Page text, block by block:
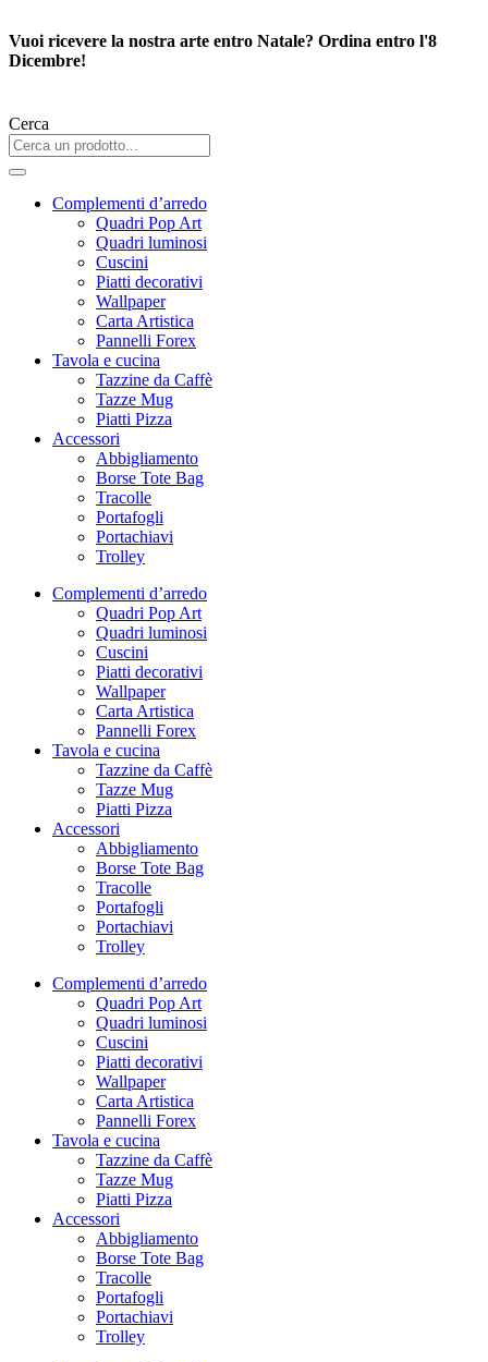
al
contenuto
Vuoi ricevere la nostra arte entro Natale? Ordina entro l'8
Dicembre!
Cerca
Complementi d’arredo
Quadri Pop Art
Quadri luminosi
Cuscini
Piatti decorativi
Wallpaper
Carta Artistica
Pannelli Forex
Tavola e cucina
Tazzine da Caffè
Tazze Mug
Piatti Pizza
Accessori
Abbigliamento
Borse Tote Bag
Tracolle
Portafogli
Portachiavi
Trolley
Complementi d’arredo
Quadri Pop Art
Quadri luminosi
Cuscini
Piatti decorativi
Wallpaper
Carta Artistica
Pannelli Forex
Tavola e cucina
Tazzine da Caffè
Tazze Mug
Piatti Pizza
Accessori
Abbigliamento
Borse Tote Bag
Tracolle
Portafogli
Portachiavi
Trolley
Complementi d’arredo
Quadri Pop Art
Quadri luminosi
Cuscini
Piatti decorativi
Wallpaper
Carta Artistica
Pannelli Forex
Tavola e cucina
Tazzine da Caffè
Tazze Mug
Piatti Pizza
Accessori
Abbigliamento
Borse Tote Bag
Tracolle
Portafogli
Portachiavi
Trolley